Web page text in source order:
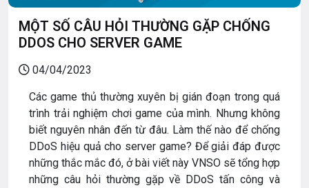
MỘT SỐ CÂU HỎI THƯỜNG GẶP CHỐNG
DDOS CHO SERVER GAME
04/04/2023
Các game thủ thường xuyên bị gián đoạn trong quá
trình trải nghiệm chơi game của mình. Nhưng không
biết nguyên nhân đến từ đâu. Làm thế nào để chống
DDoS hiệu quả cho server game? Để giải đáp được
những thắc mắc đó, ở bài viết này VNSO sẽ tổng hợp
những câu hỏi thường gặp về DDoS tấn công và